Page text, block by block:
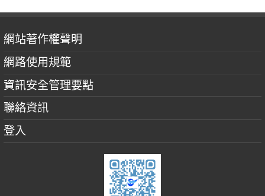
網站著作權聲明
網路使用規範
資訊安全管理要點
聯絡資訊
登入